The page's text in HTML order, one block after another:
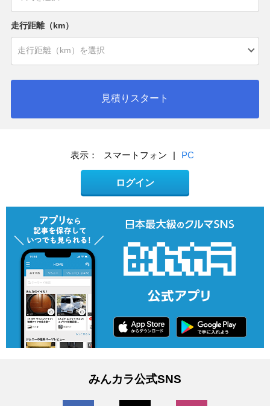
走行距離（km）
見積りスタート
表示： スマートフォン | PC
ログイン
みんカラ公式SNS